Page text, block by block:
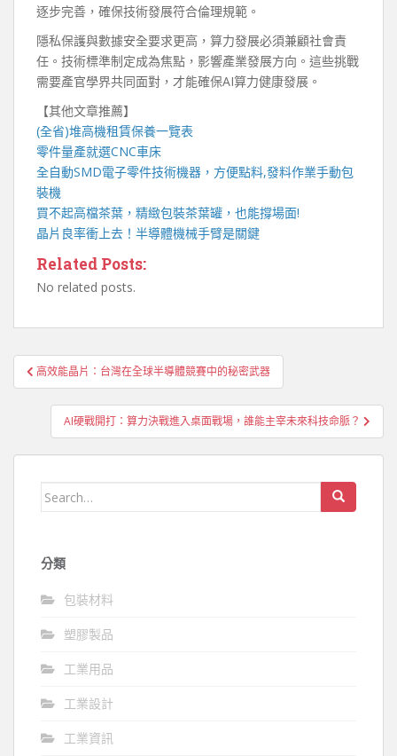
逐步完善，確保技術發展符合倫理規範。
隱私保護與數據安全要求更高，算力發展必須兼顧社會責
任。技術標準制定成為焦點，影響產業發展方向。這些挑戰
需要產官學界共同面對，才能確保AI算力健康發展。
【其他文章推薦】
(全省)堆高機租賃保養一覽表
零件量產就選CNC車床
全自動SMD電子零件技術機器 ，方便點料,發料作業手動包
裝機
買不起高檔茶葉，精緻包裝茶葉罐 ，也能撐場面!
晶片良率衝上去！ 半導體機械手臂是關鍵
Related Posts:
No related posts.
文
章
高效能晶片：台灣在全球半導體競賽中的秘密武器
AI硬戰開打：算力決戰進入桌面戰場，誰能主宰未來科技命脈？
Search
分類
包裝材料
塑膠製品
工業用品
工業設計
工業資訊